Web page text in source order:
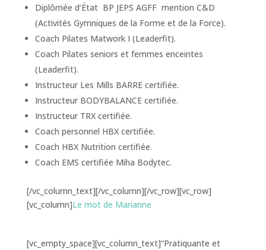
Diplômée d’État BP JEPS AGFF mention C&D
(Activités Gymniques de la Forme et de la Force).
Coach Pilates Matwork I (Leaderfit).
Coach Pilates seniors et femmes enceintes
(Leaderfit).
Instructeur Les Mills BARRE certifiée.
Instructeur BODYBALANCE certifiée.
Instructeur TRX certifiée.
Coach personnel HBX certifiée.
Coach HBX Nutrition certifiée.
Coach EMS certifiée Miha Bodytec.
[/vc_column_text][/vc_column][/vc_row][vc_row]
[vc_column]Le mot de Marianne
[vc_empty_space][vc_column_text]“Pratiquante et